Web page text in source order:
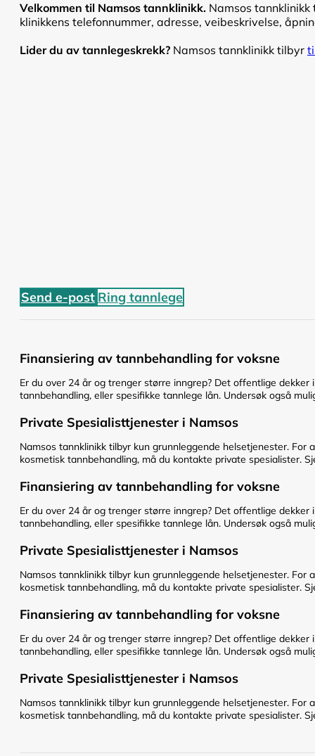
Velkommen til Namsos tannklinikk. Namsos tannklinikk
klinikkens telefonnummer, adresse, veibeskrivelse,
Lider du av tannlegeskrekk? Namsos tannklinikk tilbyr
Send e-post Ring tannlege
Finansiering av tannbehandling for voksne
Er du over 24 år og trenger større inngrep? Det offentlige
tannbehandling, eller spesifikke tannlege lån. Undersøk også
Private Spesialisttjenester i Namsos
Namsos tannklinikk tilbyr kun grunnleggende helsetjenester.
kosmetisk tannbehandling, må du kontakte private spesialister.
Finansiering av tannbehandling for voksne
Er du over 24 år og trenger større inngrep? Det offentlige
tannbehandling, eller spesifikke tannlege lån. Undersøk også
Private Spesialisttjenester i Namsos
Namsos tannklinikk tilbyr kun grunnleggende helsetjenester.
kosmetisk tannbehandling, må du kontakte private spesialister.
Finansiering av tannbehandling for voksne
Er du over 24 år og trenger større inngrep? Det offentlige
tannbehandling, eller spesifikke tannlege lån. Undersøk også
Private Spesialisttjenester i Namsos
Namsos tannklinikk tilbyr kun grunnleggende helsetjenester.
kosmetisk tannbehandling, må du kontakte private spesialister.